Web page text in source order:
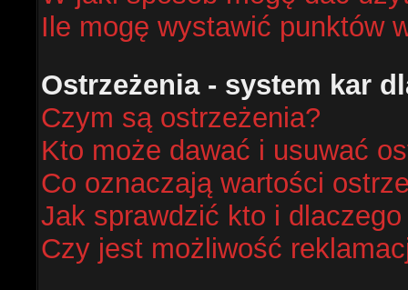
Ile mogę wystawić punktów
Ostrzeżenia - system kar
Czym są ostrzeżenia?
Kto może dawać i usuwać
Co oznaczają wartości
Jak sprawdzić kto i dlaczego
Czy jest możliwość